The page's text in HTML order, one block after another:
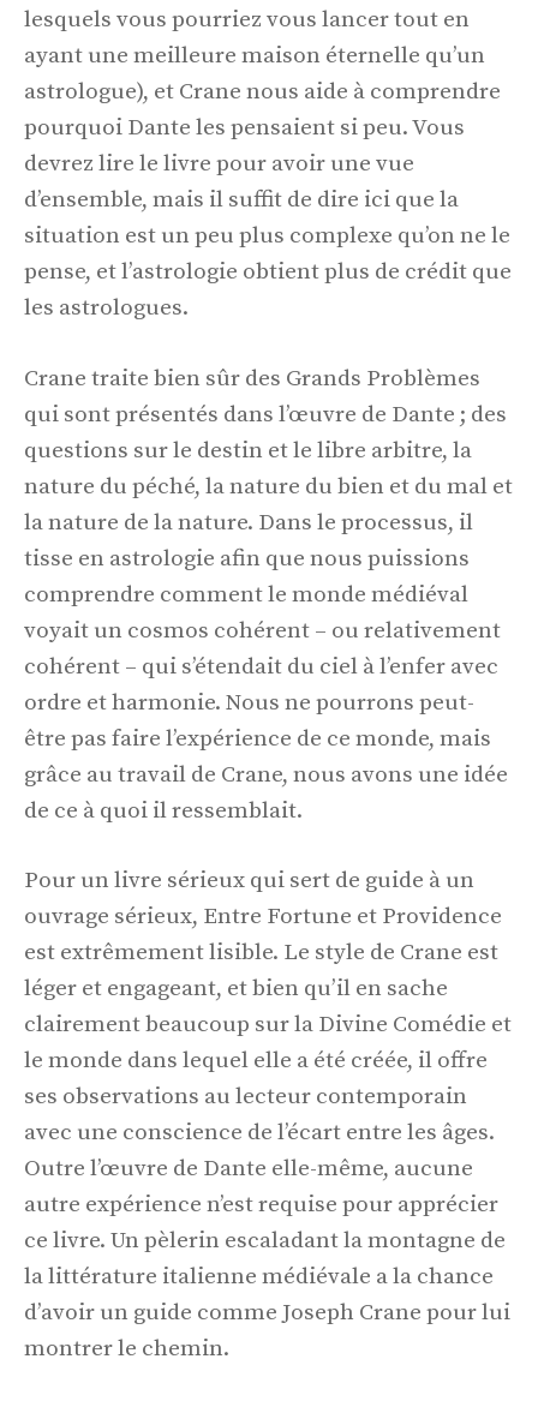
lesquels vous pourriez vous lancer tout en
ayant une meilleure maison éternelle qu’un
astrologue), et Crane nous aide à comprendre
pourquoi Dante les pensaient si peu. Vous
devrez lire le livre pour avoir une vue
d’ensemble, mais il suffit de dire ici que la
situation est un peu plus complexe qu’on ne le
pense, et l’astrologie obtient plus de crédit que
les astrologues.
Crane traite bien sûr des Grands Problèmes
qui sont présentés dans l’œuvre de Dante ; des
questions sur le destin et le libre arbitre, la
nature du péché, la nature du bien et du mal et
la nature de la nature. Dans le processus, il
tisse en astrologie afin que nous puissions
comprendre comment le monde médiéval
voyait un cosmos cohérent – ​​ou relativement
cohérent – ​​qui s’étendait du ciel à l’enfer avec
ordre et harmonie. Nous ne pourrons peut-
être pas faire l’expérience de ce monde, mais
grâce au travail de Crane, nous avons une idée
de ce à quoi il ressemblait.
Pour un livre sérieux qui sert de guide à un
ouvrage sérieux, Entre Fortune et Providence
est extrêmement lisible. Le style de Crane est
léger et engageant, et bien qu’il en sache
clairement beaucoup sur la Divine Comédie et
le monde dans lequel elle a été créée, il offre
ses observations au lecteur contemporain
avec une conscience de l’écart entre les âges.
Outre l’œuvre de Dante elle-même, aucune
autre expérience n’est requise pour apprécier
ce livre. Un pèlerin escaladant la montagne de
la littérature italienne médiévale a la chance
d’avoir un guide comme Joseph Crane pour lui
montrer le chemin.